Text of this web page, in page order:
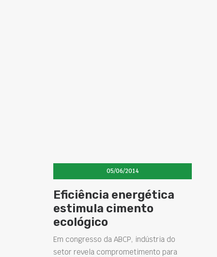
05/06/2014
Eficiência energética
estimula cimento
ecológico
Em congresso da ABCP, indústria do
setor revela comprometimento para